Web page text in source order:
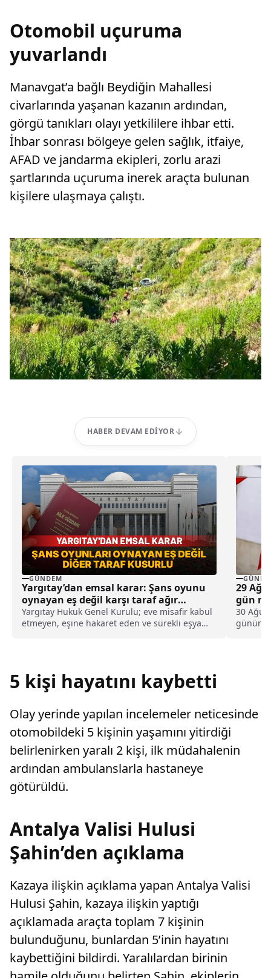
Otomobil uçuruma
yuvarlandı
Manavgat’a bağlı Beydiğin Mahallesi
civarlarında yaşanan kazanın ardından,
görgü tanıkları olayı yetkililere ihbar etti.
İhbar sonrası bölgeye gelen sağlık, itfaiye,
AFAD ve jandarma ekipleri, zorlu arazi
şartlarında uçuruma inerek araçta bulunan
kişilere ulaşmaya çalıştı.
HABER DEVAM EDIYOR
GÜNDEM
Yargıtay’dan emsal karar: Şans oyunu
oynayan eş değil karşı taraf ağır
kusurlu sayıldı
Yargıtay Hukuk Genel Kurulu; eve misafir kabul
etmeyen, eşine hakaret eden ve sürekli eşya
29
gün
30
gününe
5 kişi hayatını kaybetti
Olay yerinde yapılan incelemeler neticesinde
otomobildeki 5 kişinin yaşamını yitirdiği
belirlenirken yaralı 2 kişi, ilk müdahalenin
ardından ambulanslarla hastaneye
götürüldü.
Antalya Valisi Hulusi
Şahin’den açıklama
Kazaya ilişkin açıklama yapan Antalya Valisi
Hulusi Şahin, kazaya ilişkin yaptığı
açıklamada araçta toplam 7 kişinin
bulunduğunu, bunlardan 5’inin hayatını
kaybettiğini bildirdi. Yaralılardan birinin